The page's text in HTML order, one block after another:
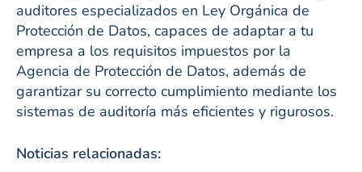
auditores especializados en Ley Orgánica de
Protección de Datos, capaces de adaptar a tu
empresa a los requisitos impuestos por la
Agencia de Protección de Datos, además de
garantizar su correcto cumplimiento mediante los
sistemas de auditoría más eficientes y rigurosos.
Noticias relacionadas: